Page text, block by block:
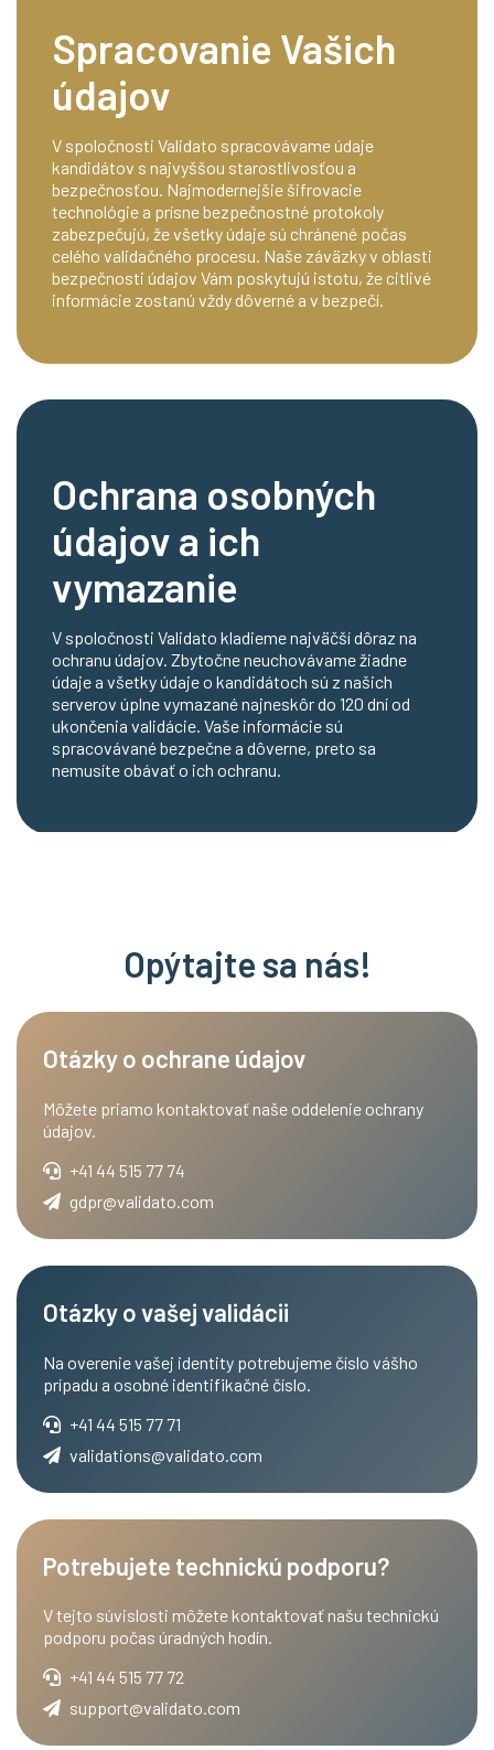
Spracovanie Vašich
údajov
V spoločnosti Validato spracovávame údaje
kandidátov s najvyššou starostlivosťou a
bezpečnosťou. Najmodernejšie šifrovacie
technológie a prísne bezpečnostné protokoly
zabezpečujú, že všetky údaje sú chránené počas
celého validačného procesu. Naše záväzky v oblasti
bezpečnosti údajov Vám poskytujú istotu, že citlivé
informácie zostanú vždy dôverné a v bezpečí.
Ochrana osobných
údajov a ich
vymazanie
V spoločnosti Validato kladieme najväčší dôraz na
ochranu údajov. Zbytočne neuchovávame žiadne
údaje a všetky údaje o kandidátoch sú z našich
serverov úplne vymazané najneskôr do 120 dní od
ukončenia validácie. Vaše informácie sú
spracovávané bezpečne a dôverne, preto sa
nemusíte obávať o ich ochranu.
Opýtajte sa nás!
Otázky o ochrane údajov
Môžete priamo kontaktovať naše oddelenie ochrany
údajov.
+41 44 515 77 74
gdpr@validato.com
Otázky o vašej validácii
Na overenie vašej identity potrebujeme číslo vášho
prípadu a osobné identifikačné číslo.
+41 44 515 77 71
validations@validato.com
Potrebujete technickú podporu?
V tejto súvislosti môžete kontaktovať našu technickú
podporu počas úradných hodín.
+41 44 515 77 72
support@validato.com